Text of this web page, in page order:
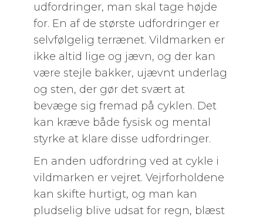
udfordringer, man skal tage højde
for. En af de største udfordringer er
selvfølgelig terrænet. Vildmarken er
ikke altid lige og jævn, og der kan
være stejle bakker, ujævnt underlag
og sten, der gør det svært at
bevæge sig fremad på cyklen. Det
kan kræve både fysisk og mental
styrke at klare disse udfordringer.
En anden udfordring ved at cykle i
vildmarken er vejret. Vejrforholdene
kan skifte hurtigt, og man kan
pludselig blive udsat for regn, blæst